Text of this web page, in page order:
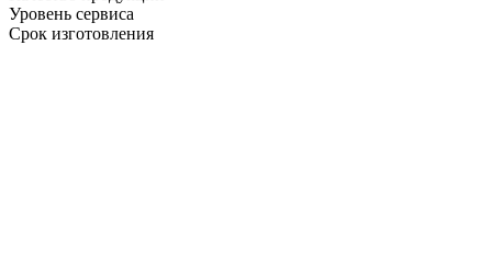
Уровень сервиса
Срок изготовления